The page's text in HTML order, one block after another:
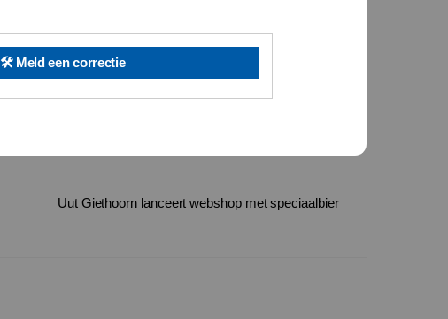
🛠️ Meld een correctie
Uut Giethoorn lanceert webshop met speciaalbier